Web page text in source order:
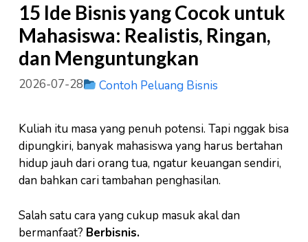
15 Ide Bisnis yang Cocok untuk
Mahasiswa: Realistis, Ringan,
dan Menguntungkan
2026-07-28 Contoh Peluang Bisnis
Kuliah itu masa yang penuh potensi. Tapi nggak bisa
dipungkiri, banyak mahasiswa yang harus bertahan
hidup jauh dari orang tua, ngatur keuangan sendiri,
dan bahkan cari tambahan penghasilan.
Salah satu cara yang cukup masuk akal dan
bermanfaat? Berbisnis.